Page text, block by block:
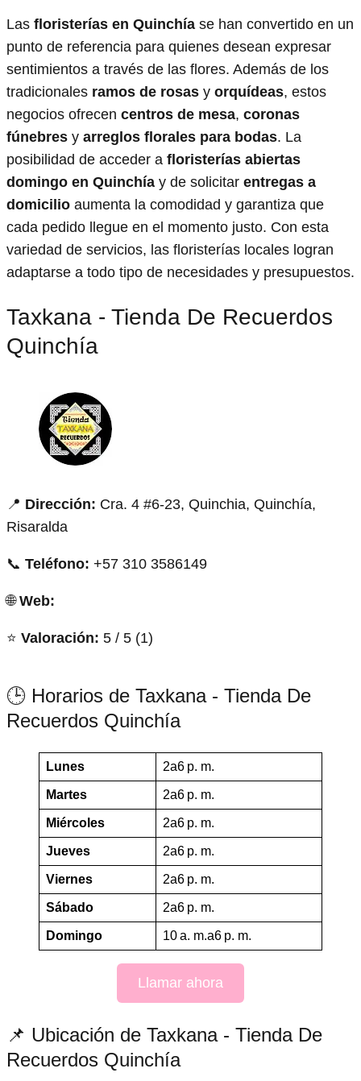
Las floristerías en Quinchía se han convertido en un
punto de referencia para quienes desean expresar
sentimientos a través de las flores. Además de los
tradicionales ramos de rosas y orquídeas, estos
negocios ofrecen centros de mesa, coronas
fúnebres y arreglos florales para bodas. La
posibilidad de acceder a floristerías abiertas
domingo en Quinchía y de solicitar entregas a
domicilio aumenta la comodidad y garantiza que
cada pedido llegue en el momento justo. Con esta
variedad de servicios, las floristerías locales logran
adaptarse a todo tipo de necesidades y presupuestos.
Taxkana - Tienda De Recuerdos
Quinchía
📍 Dirección: Cra. 4 #6-23, Quinchia, Quinchía,
Risaralda
📞 Teléfono: +57 310 3586149
🌐Web:
⭐ Valoración: 5 / 5 (1)
🕒 Horarios de Taxkana - Tienda De
Recuerdos Quinchía
Lunes 2a6 p. m.
Martes 2a6 p. m.
Miércoles 2a6 p. m.
Jueves 2a6 p. m.
Viernes 2a6 p. m.
Sábado 2a6 p. m.
Domingo 10 a. m.a6 p. m.
Llamar ahora
📌 Ubicación de Taxkana - Tienda De
Recuerdos Quinchía